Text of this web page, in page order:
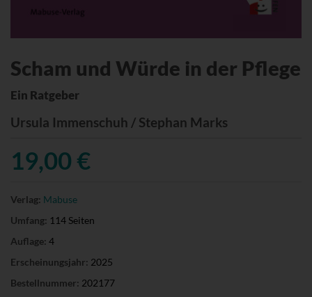
Scham und Würde in der Pflege
Ein Ratgeber
Ursula Immenschuh / Stephan Marks
19,00 €
Verlag: Mabuse
Umfang: 114 Seiten
Auflage: 4
Erscheinungsjahr: 2025
Bestellnummer: 202177